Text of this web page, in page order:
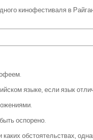
кинофестиваля в
языке, если язык
оспорено.
обстоятельствах,